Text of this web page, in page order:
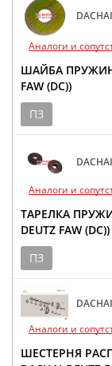
Аналоги и
ШАЙБА
FAW (DC))
ПЗ
Аналоги и
ТАРЕЛКА
DEUTZ FAW (DC))
ПЗ
Аналоги и
ШЕСТЕРНЯ